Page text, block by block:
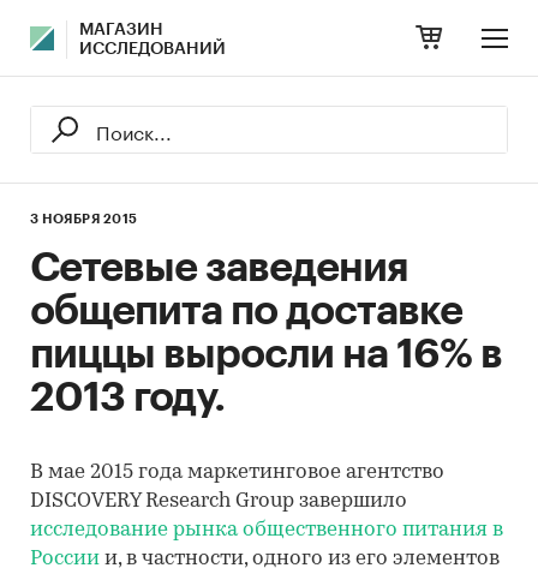
МАГАЗИН
ИССЛЕДОВАНИЙ
3 НОЯБРЯ 2015
Сетевые заведения
общепита по доставке
пиццы выросли на 16% в
2013 году.
В мае 2015 года маркетинговое агентство
DISCOVERY Research Group завершило
исследование рынка общественного питания в
России и, в частности, одного из его элементов